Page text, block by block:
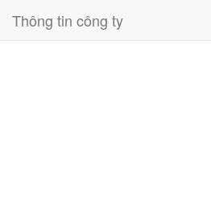
Thông tin công ty